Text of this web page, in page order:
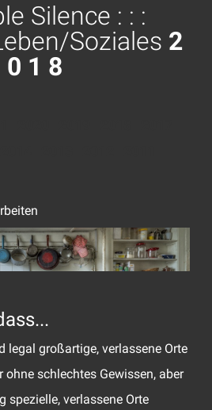
Silence : : :
Soziales 2
0 1 8
legal großartige, verlassene Orte
ohne schlechtes Gewissen, aber
spezielle, verlassene Orte